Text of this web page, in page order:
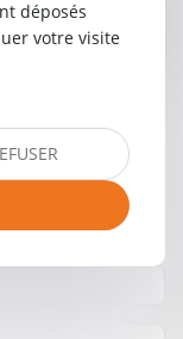
déposés
votre visite